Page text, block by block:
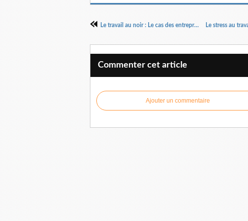
Le travail au noir : Le cas des entreprises du bâtiment
Commenter cet article
Ajouter un commentaire